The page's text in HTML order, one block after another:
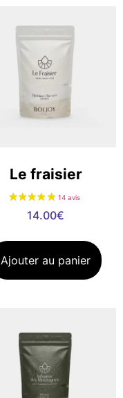
Le fraisier
14.00€
Ajouter au panier